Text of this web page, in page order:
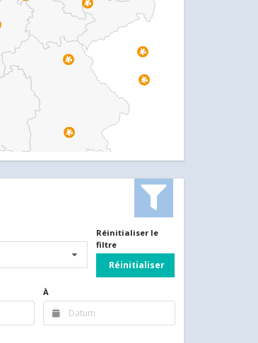
Réinitialiser le
filtre
Réinitialiser
À